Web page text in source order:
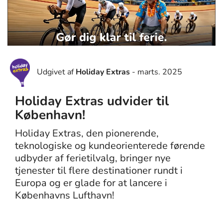
Udgivet afHoliday Extras - marts. 2025
Holiday Extras udvider til
København!
Holiday Extras, den pionerende,
teknologiske og kundeorienterede førende
udbyder af ferietilvalg, bringer nye
tjenester til flere destinationer rundt i
Europa og er glade for at lancere i
Københavns Lufthavn!